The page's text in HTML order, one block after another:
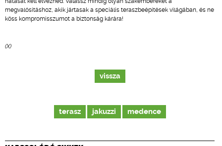
megvalósításhoz, akik jártasak a speciális teraszbeépítések világában, és ne
köss kompromisszumot a biztonság kárára!
(X)
vissza
terasz jakuzzi medence